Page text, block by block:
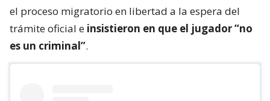
el proceso migratorio en libertad a la espera del
trámite oficial e insistieron en que el jugador “no
es un criminal”.